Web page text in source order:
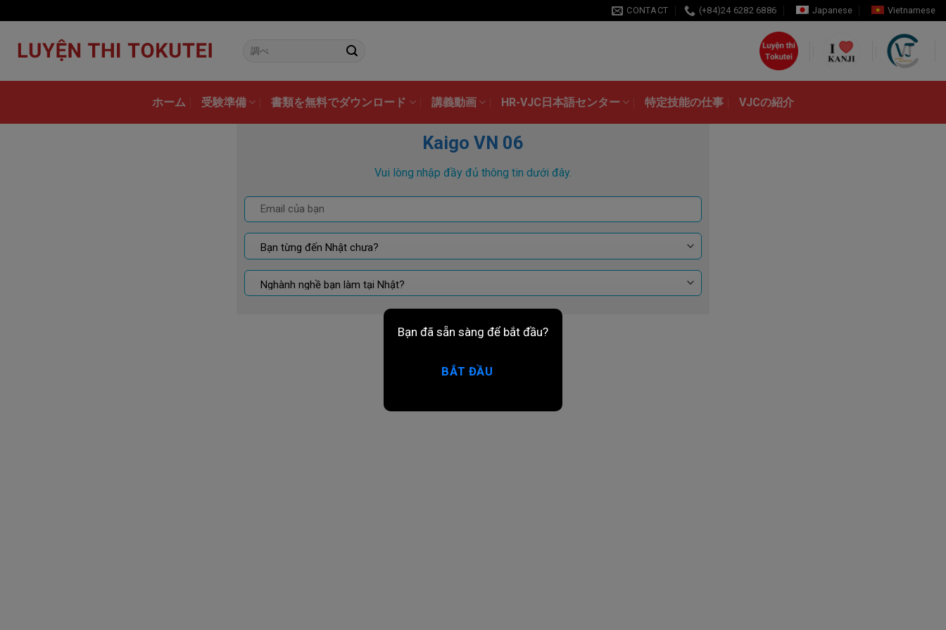
to
content
CONTACT (+84)24 6282 6886 Japanese Vietnamese
ホーム 受験準備 書類を無料でダウンロード 講義動画 HR-VJC日本語センター 特定技能の仕事 VJCの紹介
Kaigo VN 06
Vui lòng nhập đầy đủ thông tin dưới đây.
Bạn đã sẵn sàng để bắt đầu?
BẮT ĐẦU